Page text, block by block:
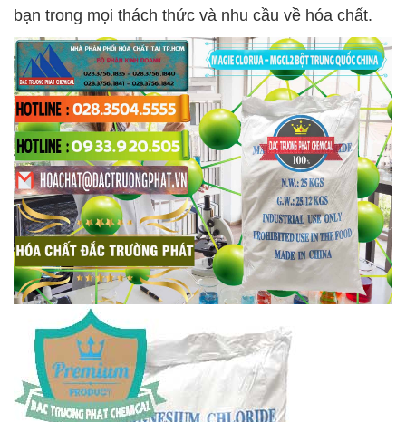
bạn trong mọi thách thức và nhu cầu về hóa chất.